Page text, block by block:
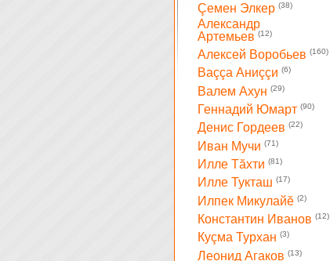
Çемен Элкер (38)
Александр
Артемьев (12)
Алексей Воробьев (160)
Ваççа Аниççи (6)
Валем Ахун (29)
Геннадий Юмарт (90)
Денис Гордеев (22)
Иван Мучи (71)
Илле Тăхти (81)
Илле Тукташ (17)
Илпек Микулайĕ (2)
Константин Иванов (12)
Куçма Турхан (3)
Леонид Агаков (13)